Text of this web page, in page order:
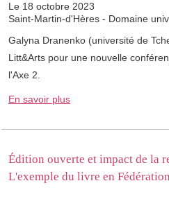
Le 18 octobre 2023
Saint-Martin-d'Hères - Domaine
Galyna Dranenko (université de
Litt&Arts pour une nouvelle
l'Axe 2.
En savoir plus
Édition ouverte et impact de la
L'exemple du livre en